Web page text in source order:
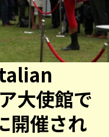
大使館で
開催され